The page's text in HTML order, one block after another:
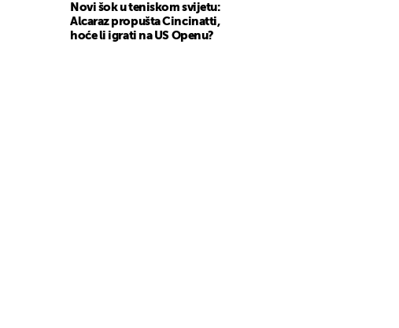
Novi šok u teniskom svijetu:
Alcaraz propušta Cincinatti,
hoće li igrati na US Openu?